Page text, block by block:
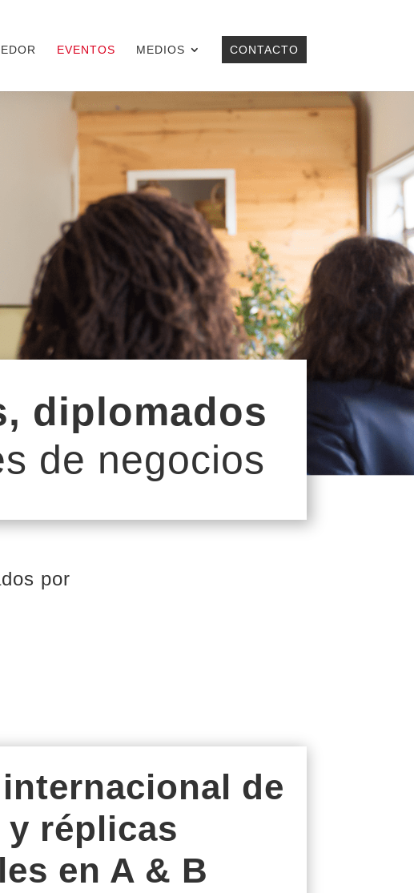
EVENTOS MEDIOS CONTACTO
diplomados
de negocios
por
de
réplicas
en A & B